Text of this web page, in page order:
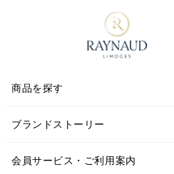
商品を探す
ブランドストーリー
会員サービス・ご利用案内